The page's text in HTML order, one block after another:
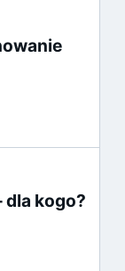
dla kogo?